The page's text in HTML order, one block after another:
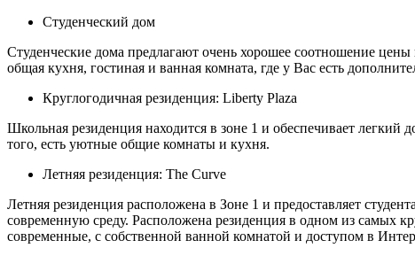
Студенческий дом
Студенческие дома предлагают очень хорошее соотношение цены
общая кухня, гостиная и ванная комната, где у Вас есть
Круглогодичная резиденция: Liberty Plaza
Школьная резиденция находится в зоне 1 и обеспечивает
того, есть уютные общие комнаты и кухня.
Летняя резиденция: The Curve
Летняя резиденция расположена в Зоне 1 и предоставляет
современную среду. Расположена резиденция в одном из самых
современные, с собственной ванной комнатой и доступом в